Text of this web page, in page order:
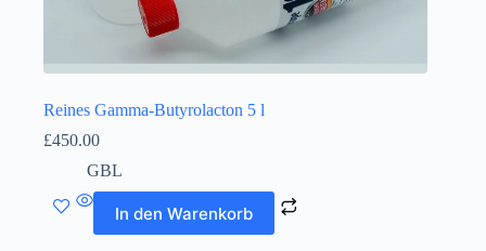
Reines Gamma-Butyrolacton 5 l
£450.00
GBL
In den Warenkorb